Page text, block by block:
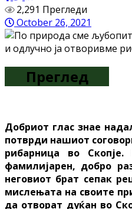
2,291 Прегледи
October 26, 2021
Преглед
Добриот глас знае
потврди нашиот
рибарница во
фамилијарен, добро
неговиот брат сепак
мислењата на своите
да отворат дуќан во